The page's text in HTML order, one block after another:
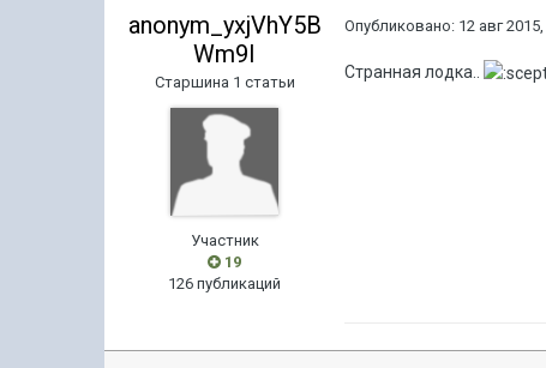
anonym_yxjVhY5B
Wm9I
Старшина 1 статьи
Участник
19
126 публикаций
Опубликовано: 12 авг
Странная лодка..